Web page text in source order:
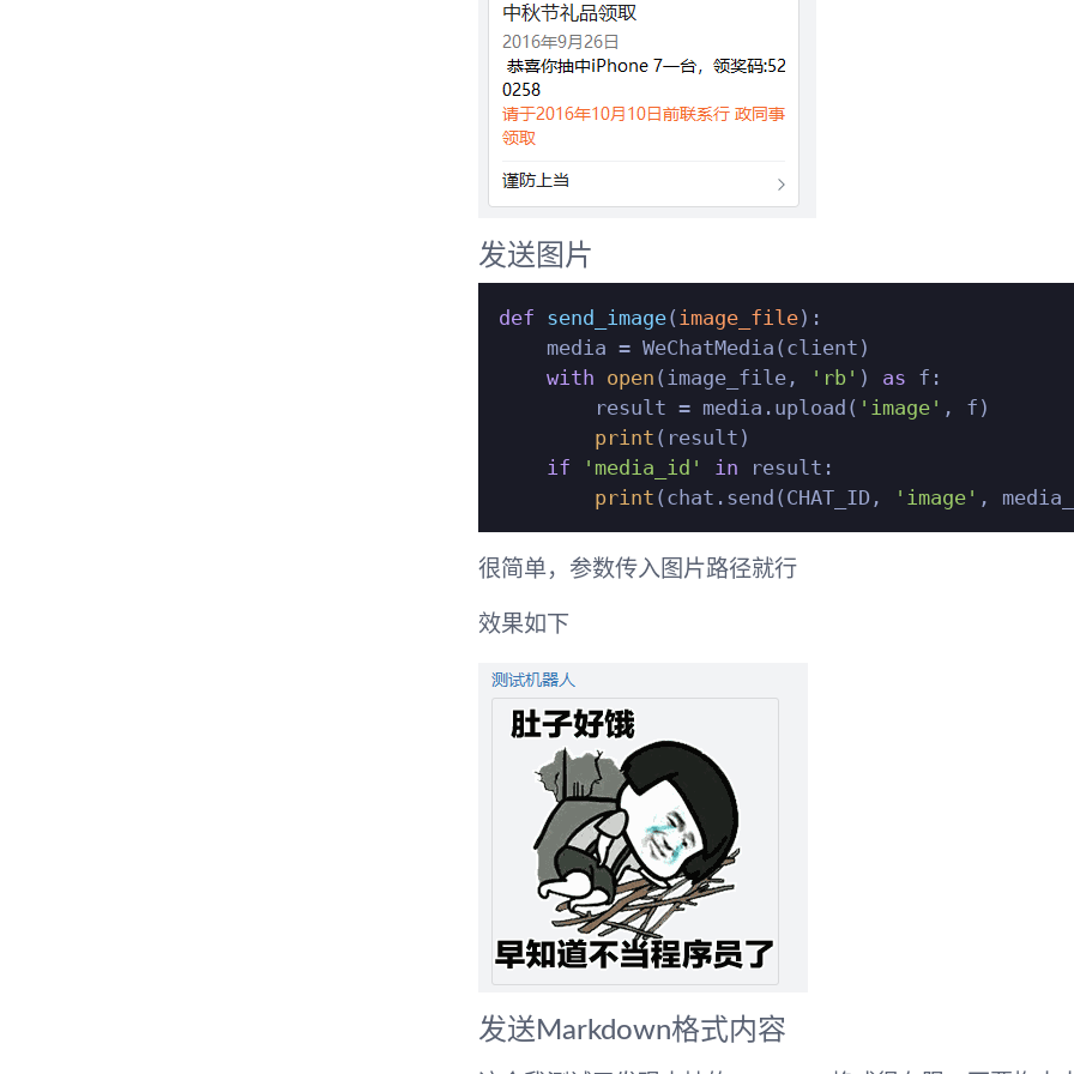
发送图片
def send_image( image_file):
    media = WeChatMedia(client)
with open (image_file, 'rb' ) as f:
        result = media.upload(
'image' , f)
print (result)
if
'media_id' in result:
print (chat.send(CHAT_ID, 'image' ,
很简单，参数传入图片路径就行
效果如下
发送Markdown格式内容